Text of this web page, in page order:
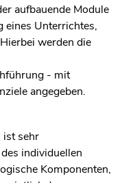
aufbauende Module
eines Unterrichtes,
werden die
- mit
angegeben.
ist sehr
individuellen
Komponenten,